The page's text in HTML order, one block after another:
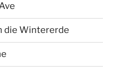
die Wintererde